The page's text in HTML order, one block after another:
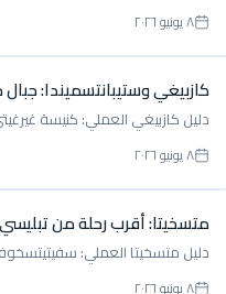
٨ يونيو ٢٠٢٦
كازبيغي وستيبانتسميندا:
دليل كازبيغي العملي: كنيسة
٨ يونيو ٢٠٢٦
متسخيتا: أقرب رحلة من تبليسي
دليل متسخيتا العملي:
٨ يونيو ٢٠٢٦